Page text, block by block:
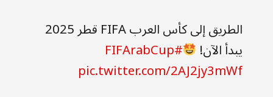
الطريق إلى كأس العرب FIFA قطر 2025
يبدأ الآن! #FIFArabCup
pic.twitter.com/2AJ2jy3mWf